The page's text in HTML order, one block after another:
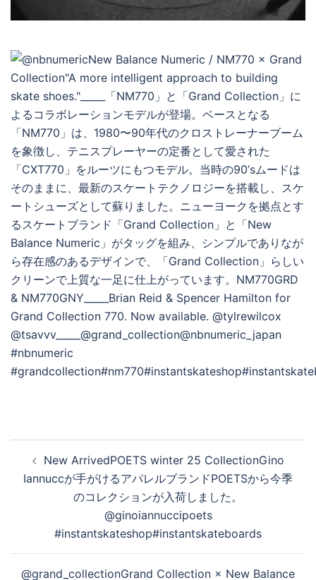
オ
を
再
生
す
る
ナ
シ
New ArrivedPOETS winter 25 CollectionGino
Iannuccが手がけるアパレルブランドPOETSから今季
のコレクションが入荷しました。
@ginoiannuccipoets
#instantskateshop#instantskateboards
@grand_collectionGrand Collection × New Balance